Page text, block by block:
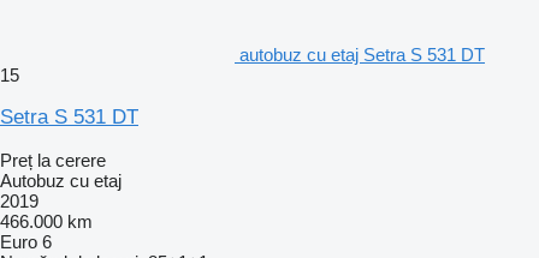
autobuz cu etaj Setra S 531 DT
15
Setra S 531 DT
Preț la cerere
Autobuz cu etaj
2019
466.000 km
Euro 6